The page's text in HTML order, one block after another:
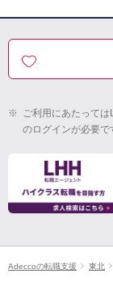
※ ご利用にあたって
のログインが必要で
Adeccoの転職支援 東北